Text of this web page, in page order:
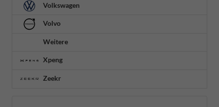
Volkswagen
Volvo
Weitere
Xpeng
Zeekr